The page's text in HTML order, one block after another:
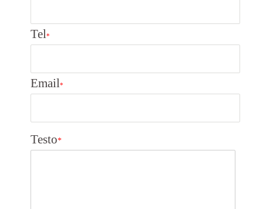
Tel*
Email*
Testo*